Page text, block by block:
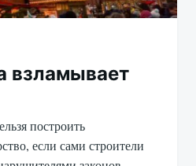
взламывает
построить
если сами строители